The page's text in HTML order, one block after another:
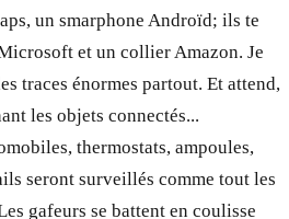
un smarphone Androïd; ils te
et un collier Amazon. Je
traces énormes partout. Et attend,
les objets connectés...
thermostats, ampoules,
seront surveillés comme tout les
gafeurs se battent en coulisse